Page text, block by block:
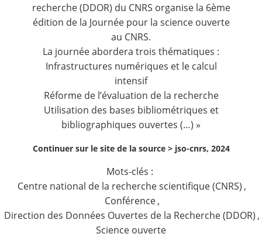
recherche(DDOR) du CNRS organise la 6ème
édition de la Journée pour la science ouverte
au CNRS.
La journée abordera trois thématiques :
Infrastructures numériques et le calcul
intensif
Réforme de l’évaluation de la recherche
Utilisation des bases bibliométriques et
bibliographiques ouvertes (…) »
Continuer sur le site de la source > jso-cnrs, 2024
Mots-clés :
Centre national de la recherche scientifique (CNRS) ,
Conférence ,
Direction des Données Ouvertes de la Recherche (DDOR) ,
Science ouverte